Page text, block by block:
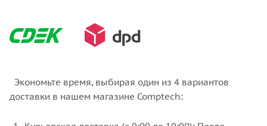
Экономьте время, выбирая один из 4 вариантов
доставки в нашем магазине Comptech: